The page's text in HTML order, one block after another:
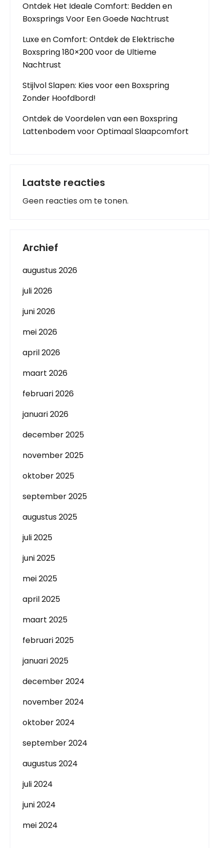
Ontdek Het Ideale Comfort: Bedden en
Boxsprings Voor Een Goede Nachtrust
Luxe en Comfort: Ontdek de Elektrische
Boxspring 180×200 voor de Ultieme
Nachtrust
Stijlvol Slapen: Kies voor een Boxspring
Zonder Hoofdbord!
Ontdek de Voordelen van een Boxspring
Lattenbodem voor Optimaal Slaapcomfort
Laatste reacties
Geen reacties om te tonen.
Archief
augustus 2026
juli 2026
juni 2026
mei 2026
april 2026
maart 2026
februari 2026
januari 2026
december 2025
november 2025
oktober 2025
september 2025
augustus 2025
juli 2025
juni 2025
mei 2025
april 2025
maart 2025
februari 2025
januari 2025
december 2024
november 2024
oktober 2024
september 2024
augustus 2024
juli 2024
juni 2024
mei 2024